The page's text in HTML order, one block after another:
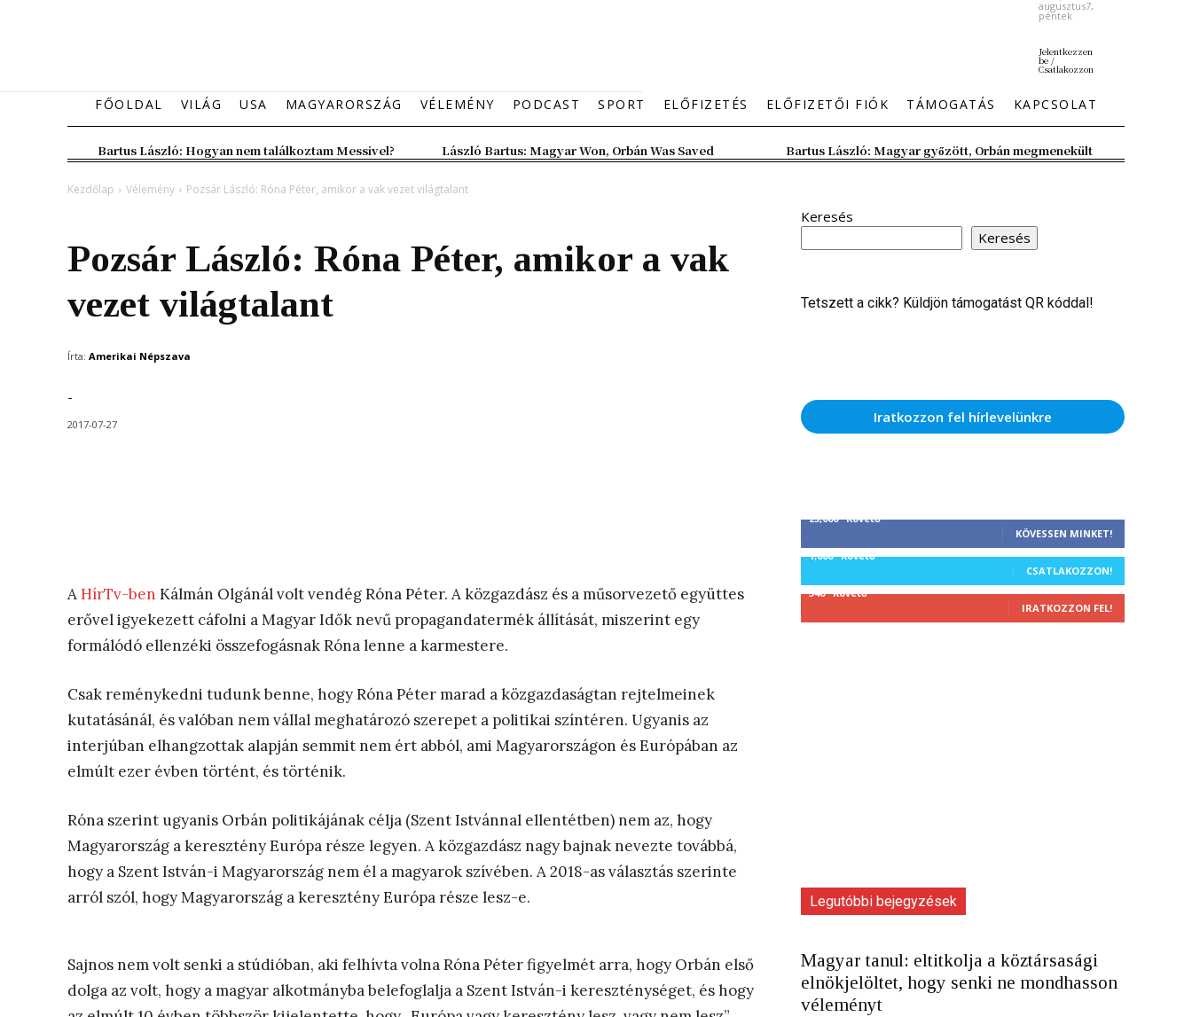
augusztus7,
péntek
Jelentkezzen
be /
Csatlakozzon
FŐOLDAL VILÁG USA MAGYARORSZÁG VÉLEMÉNY PODCAST SPORT ELŐFIZETÉS ELŐFIZETŐI FIÓK TÁMOGATÁS KAPCSOLAT
Bartus László: Hogyan nem találkoztam Messivel? László Bartus: Magyar Won, Orbán Was Saved Bartus László: Magyar győzött, Orbán megmenekült
Kezdőlap Vélemény Pozsár László: Róna Péter, amikor a vak vezet világtalant
Pozsár László: Róna Péter, amikor a vak
vezet világtalant
Írta: Amerikai Népszava
-
2017-07-27
AHírTv-ben Kálmán Olgánál volt vendég Róna Péter. A közgazdász és a műsorvezető együttes
erővel igyekezett cáfolni a Magyar Idők nevű propagandatermék állítását, miszerint egy
formálódó ellenzéki összefogásnak Róna lenne a karmestere.
Csak reménykedni tudunk benne, hogy Róna Péter marad a közgazdaságtan rejtelmeinek
kutatásánál, és valóban nem vállal meghatározó szerepet a politikai színtéren. Ugyanis az
interjúban elhangzottak alapján semmit nem ért abból, ami Magyarországon és Európában az
elmúlt ezer évben történt, és történik.
Róna szerint ugyanis Orbán politikájának célja (Szent Istvánnal ellentétben) nem az, hogy
Magyarország a keresztény Európa része legyen. A közgazdász nagy bajnak nevezte továbbá,
hogy a Szent István-i Magyarország nem él a magyarok szívében. A 2018-as választás szerinte
arról szól, hogy Magyarország a keresztény Európa része lesz-e.
Sajnos nem volt senki a stúdióban, aki felhívta volna Róna Péter figyelmét arra, hogy Orbán első
dolga az volt, hogy a magyar alkotmányba belefoglalja a Szent István-i kereszténységet, és hogy
Keresés
Keresés
Tetszett a cikk? Küldjön támogatást QR kóddal!
Iratkozzon fel hírlevelünkre
25,000 Követő
KÖVESSEN MINKET!
1,000 Követő
CSATLAKOZZON!
340 Követő
IRATKOZZON FEL!
Legutóbbi bejegyzések
Magyar tanul: eltitkolja a köztársasági
elnökjelöltet, hogy senki ne mondhasson
véleményt